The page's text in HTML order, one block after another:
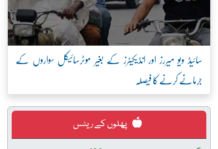
سائیڈ ویو میررز اور انڈیکیٹرز کے بغیر موٹرسائیکل سواروں کے
جرمانے کرنے کا فیصلہ
پھلوں کے ریٹس